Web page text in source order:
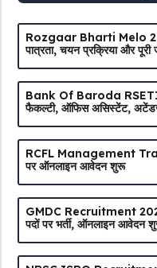
Rozgaar Bharti Melo
पात्रता, चयन प्रक्रिया और पूरी
Bank Of Baroda
फैकल्टी, ऑफिस असिस्टेंट,
RCFL Management
पर ऑनलाइन आवेदन शुरू
GMDC Recruitment
पदों पर भर्ती, ऑनलाइन आवेदन